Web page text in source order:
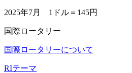
2025年7月 1ドル＝ 145円
国際ロータリー
国際ロータリーについて
RIテーマ